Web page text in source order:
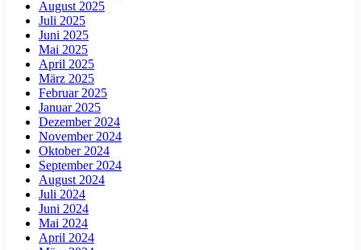
August 2025
Juli 2025
Juni 2025
Mai 2025
April 2025
März 2025
Februar 2025
Januar 2025
Dezember 2024
November 2024
Oktober 2024
September 2024
August 2024
Juli 2024
Juni 2024
Mai 2024
April 2024